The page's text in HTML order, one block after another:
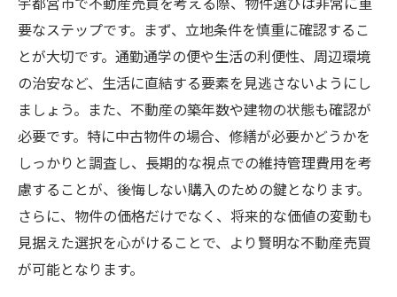
経済状況と不動産価格の関係性
競合物件との比較ポイント
季節ごとの市場の動きと戦略
地元不動産のプロから得られるインサイト
安心して不動産売買を進めるための宇都宮市で
の成功の秘訣
トラブルを避けるための契約時の注意点
アフターサービスの充実度確認
購入後のメンテナンス計画の立て方
不動産仲介業者との信頼関係構築
宇都宮市で不動産売買を考える際、物件選びは非常に重
要なステップです。まず、立地条件を慎重に確認するこ
とが大切です。通勤通学の便や生活の利便性、周辺環境
の治安など、生活に直結する要素を見逃さないようにし
ましょう。また、不動産の築年数や建物の状態も確認が
必要です。特に中古物件の場合、修繕が必要かどうかを
しっかりと調査し、長期的な視点での維持管理費用を考
慮することが、後悔しない購入のための鍵となります。
さらに、物件の価格だけでなく、将来的な価値の変動も
見据えた選択を心がけることで、より賢明な不動産売買
が可能となります。